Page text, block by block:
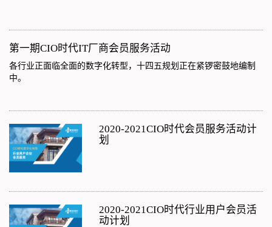
第一期CIO时代IT厂商会员服务活动
各行业正面临全面的数字化转型，十四五规划正在紧锣密鼓地编制
中。
2020-2021CIO时代会员服务活动计
划
2020-2021CIO时代行业用户会员活
动计划